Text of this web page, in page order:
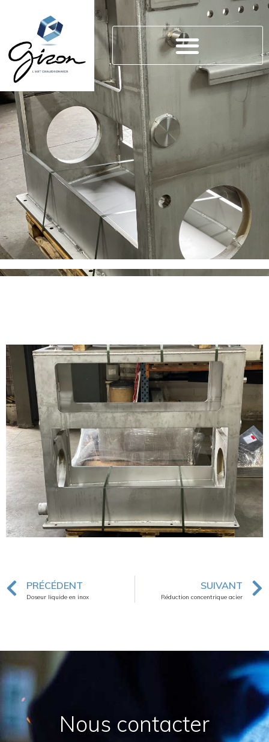
CARCASSE BROYEUR
INOX 316
PRÉCÉDENT
Doseur liquide en inox
SUIVANT
Réduction concentrique acier
Nous contacter